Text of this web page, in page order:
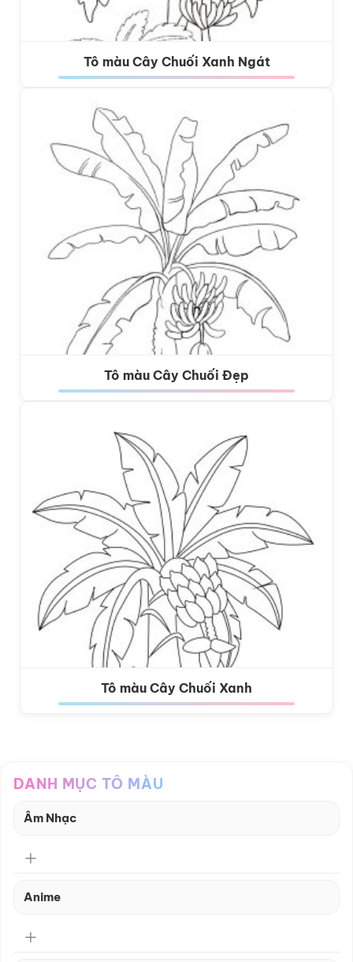
Tô màu Cây Chuối Xanh Ngát
Tô màu Cây Chuối Đẹp
Tô màu Cây Chuối Xanh
DANH MỤC TÔ MÀU
Âm Nhạc
Anime